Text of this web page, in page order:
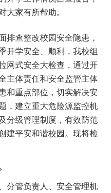
大家有所帮助。
排查整改校园安全隐患，
开学安全、顺利，我校组
网式安全大检查，通过开
主体责任和安全监管主体
和重点部位，切实解决安
，建立重大危险源监控机
分级管理制度，有效防范
建平安和谐校园。现将检
分管负责人、安全管理机